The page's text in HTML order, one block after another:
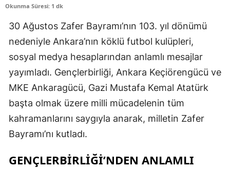
Okunma Süresi: 1 dk
30 Ağustos Zafer Bayramı’nın 103. yıl dönümü
nedeniyle Ankara’nın köklü futbol kulüpleri,
sosyal medya hesaplarından anlamlı mesajlar
yayımladı. Gençlerbirliği, Ankara Keçiörengücü ve
MKE Ankaragücü, Gazi Mustafa Kemal Atatürk
başta olmak üzere milli mücadelenin tüm
kahramanlarını saygıyla anarak, milletin Zafer
Bayramı’nı kutladı.
GENÇLERBIRLIĞI’NDEN ANLAMLI